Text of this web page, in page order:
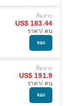
เริ่มจาก
US$ 183.44
ราคา/ คน
จอง
เริ่มจาก
US$ 191.9
ราคา/ คน
จอง